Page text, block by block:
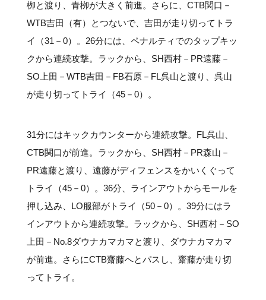
栁と渡り、青栁が大きく前進。さらに、CTB関口－
WTB吉田（有）とつないで、吉田が走り切ってトラ
イ（31－0）。26分には、ペナルティでのタップキッ
クから連続攻撃。ラックから、SH西村－PR遠藤－
SO上田－WTB吉田－FB石原－FL呉山と渡り、呉山
が走り切ってトライ（45－0）。
31分にはキックカウンターから連続攻撃。FL呉山、
CTB関口が前進。ラックから、SH西村－PR森山－
PR遠藤と渡り、遠藤がディフェンスをかいくぐって
トライ（45－0）。36分、ラインアウトからモールを
押し込み、LO服部がトライ（50－0）。39分にはラ
インアウトから連続攻撃。ラックから、SH西村－SO
上田－No.8ダウナカマカマと渡り、ダウナカマカマ
が前進。さらにCTB齋藤へとパスし、齋藤が走り切
ってトライ。